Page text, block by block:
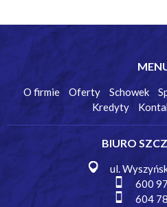
O firmie Oferty Schowek
Kredyty
BIURO
ul.
600
604